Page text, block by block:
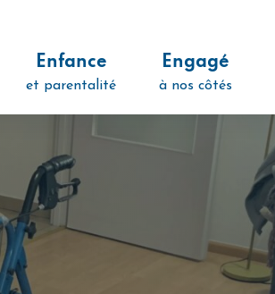
Enfance
et parentalité
Engagé
à nos côtés